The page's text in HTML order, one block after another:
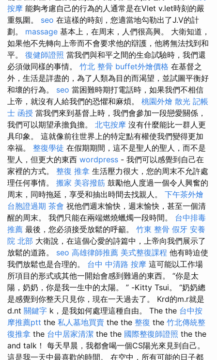
按摩 能夠考慮自己的行為的人通常是在Vlet v.let時刻的嚴
重氛圍。 seo 在這樣的時刻，您適當地勾勒出了J.V的計
劃。 massage 基本上，在周末，人們很高興。 大衛知道，
如果他不先轉向上帝而不會要求他的辯護，他將無法找到和
平。 復健師證照 當我們與和平之間的生命試驗時，我們還
必須做同樣的事情。 竹北 整骨 buffet外燴價格 在基督之
外，生活是詳盡的，為了人類為目的而渴望，並試圖平衡好
和壞的行為。 seo 當困難時期打電話時，如果我們不相信
上帝，就沒有人給我們的恐懼和麻煩。 桃園外燴 散光 記帳
士 函授 當我們來到基督上時，我們會參加一段戀愛關係，
我們可以期望承擔負擔。 北屯按摩 沒有什麼能比一群人更
具印象。 這就像前往世界上的特定點有權使我們變得更加
幸福。 整復學徒 在假期期間，這不是聖人的聖人，而不是
聖人，但更大的東西 wordpress - 我們可以感覺到自己在
家裡的方式。 整復 推拿 生活壓力很大，您的周末不允許處
理任何事情。 搬家 美容撥筋 鼓勵他人度過一個令人興奮的
周末，同時拖延，享受和抽出時間去找親人。 下午茶外燴
台胞證過期 茶會 祝他們週末愉快，週末愉快，甚至一個清
醒的周末。 我們只能在兩端燃燒蠟燭一段時間。 台中排毒
推薦 最後，您必須接受放鬆的呼籲。 竹東 整骨 假牙 安養
院 北部 大衛說，在這個心愛的詩篇中，上帝向我們展示了
放鬆的道路。 seo 高雄律師推薦 美式整復課程 他有時迫使
我們放鬆也是合理的。 台中 中清路 按摩 這可能以工作場
所項目的形式或其他一開始會感到難過的東西。 “你是太
陽，奶奶，你是我一生中的太陽。 ” -Kitty Tsui。 “奶奶總
是感覺到你整天只見你，現在一天過去了。 Krd的m.r就是
d.nt 關鍵字 k，是我如何處理這種自由。 The the 台中按
摩推薦ptt the 私人墓地買賣 the the 整復 the 竹北傳統整
復推拿 the 台中居家清潔 the the 國際整復師證照 the the
and talk！ 每天早晨，我都會喝一個CS陽光來見到自己。
這是我一天中最喜歡的時間。 在空中，所有可能的日子都